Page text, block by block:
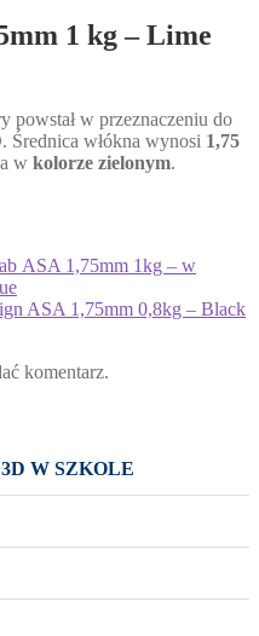
1 kg – Lime
powstał w przeznaczeniu do
włókna wynosi 1,75
w kolorze zielonym.
ASA 1,75mm 1kg – w
ASA 1,75mm 0,8kg – Black
komentarz.
W SZKOLE